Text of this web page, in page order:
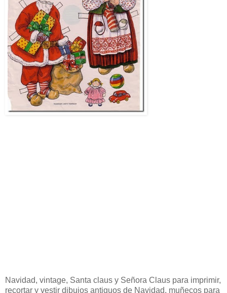
Navidad, vintage, Santa claus y Señora Claus para imprimir,
recortar y vestir dibujos antiguos de Navidad, muñecos para